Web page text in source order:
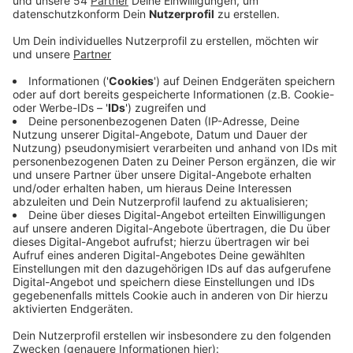
Dort können Schüler Infos über Ausbildungsberufe und
findet jedes Jahr bei uns statt. Und das kostenlos. Es
gehe vor allem darum, Schülern die Karrierewege von
Ausbildungen und Dualen Studiengängen
näherzubringen. Ab neun Uhr sind die Türen geöffnet.
Die Agentur für Arbeit und das Jobcenter beraten zum
Beispiel auch zum Thema Berufseinstieg. Außerdem
sollen Schüler die Messe auch nutzen können, um sich
Praktikumsplätze oder Praxistage in den Unternehmen
zu sichern. Dafür sollten sie am besten einen aktuellen
Lebenslauf und eine Zeugniskopie mitbringen. Auch
größere Schulgruppen können zur Messe gehen: diese
müssen sich allerdings per Email vorher anmelden.
Weitere Informationen:
konkret.de/kalender/2023-09/ausbildungsmesse-mg